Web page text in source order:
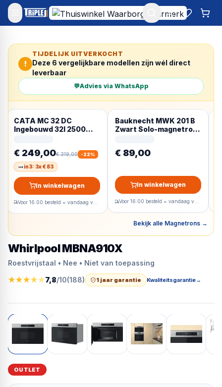
Mijn account
!
TIJDELIJK UITVERKOCHT
Deze 6 vergelijkbare modellen zijn wél direct
leverbaar
💬Advies via WhatsApp
CATA MC 32 DC
Ingebouwd 32l 2500W
€ 249,00€ 319,00 -22%
in3: 3x € 83
In winkelwagen
Bauknecht MWK 201 B
Zwart Solo-magnetron
€ 89,00
In winkelwagen
Bekijk alle Magnetrons →
Whirlpool MBNA910X
Roestvrijstaal • Nee • Niet van toepassing
★★★★★7,8/10(188) 1 jaar garantie Kwaliteitsgarantie→
OUTLET